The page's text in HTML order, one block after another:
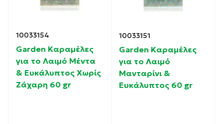
10033154
Garden Καραμέλες
για το Λαιμό Μέντα
& Ευκάλυπτος Χωρίς
Ζάχαρη 60 gr
10033151
Garden Καραμέλες
για το Λαιμό
Μανταρίνι &
Ευκάλυπτος 60 gr